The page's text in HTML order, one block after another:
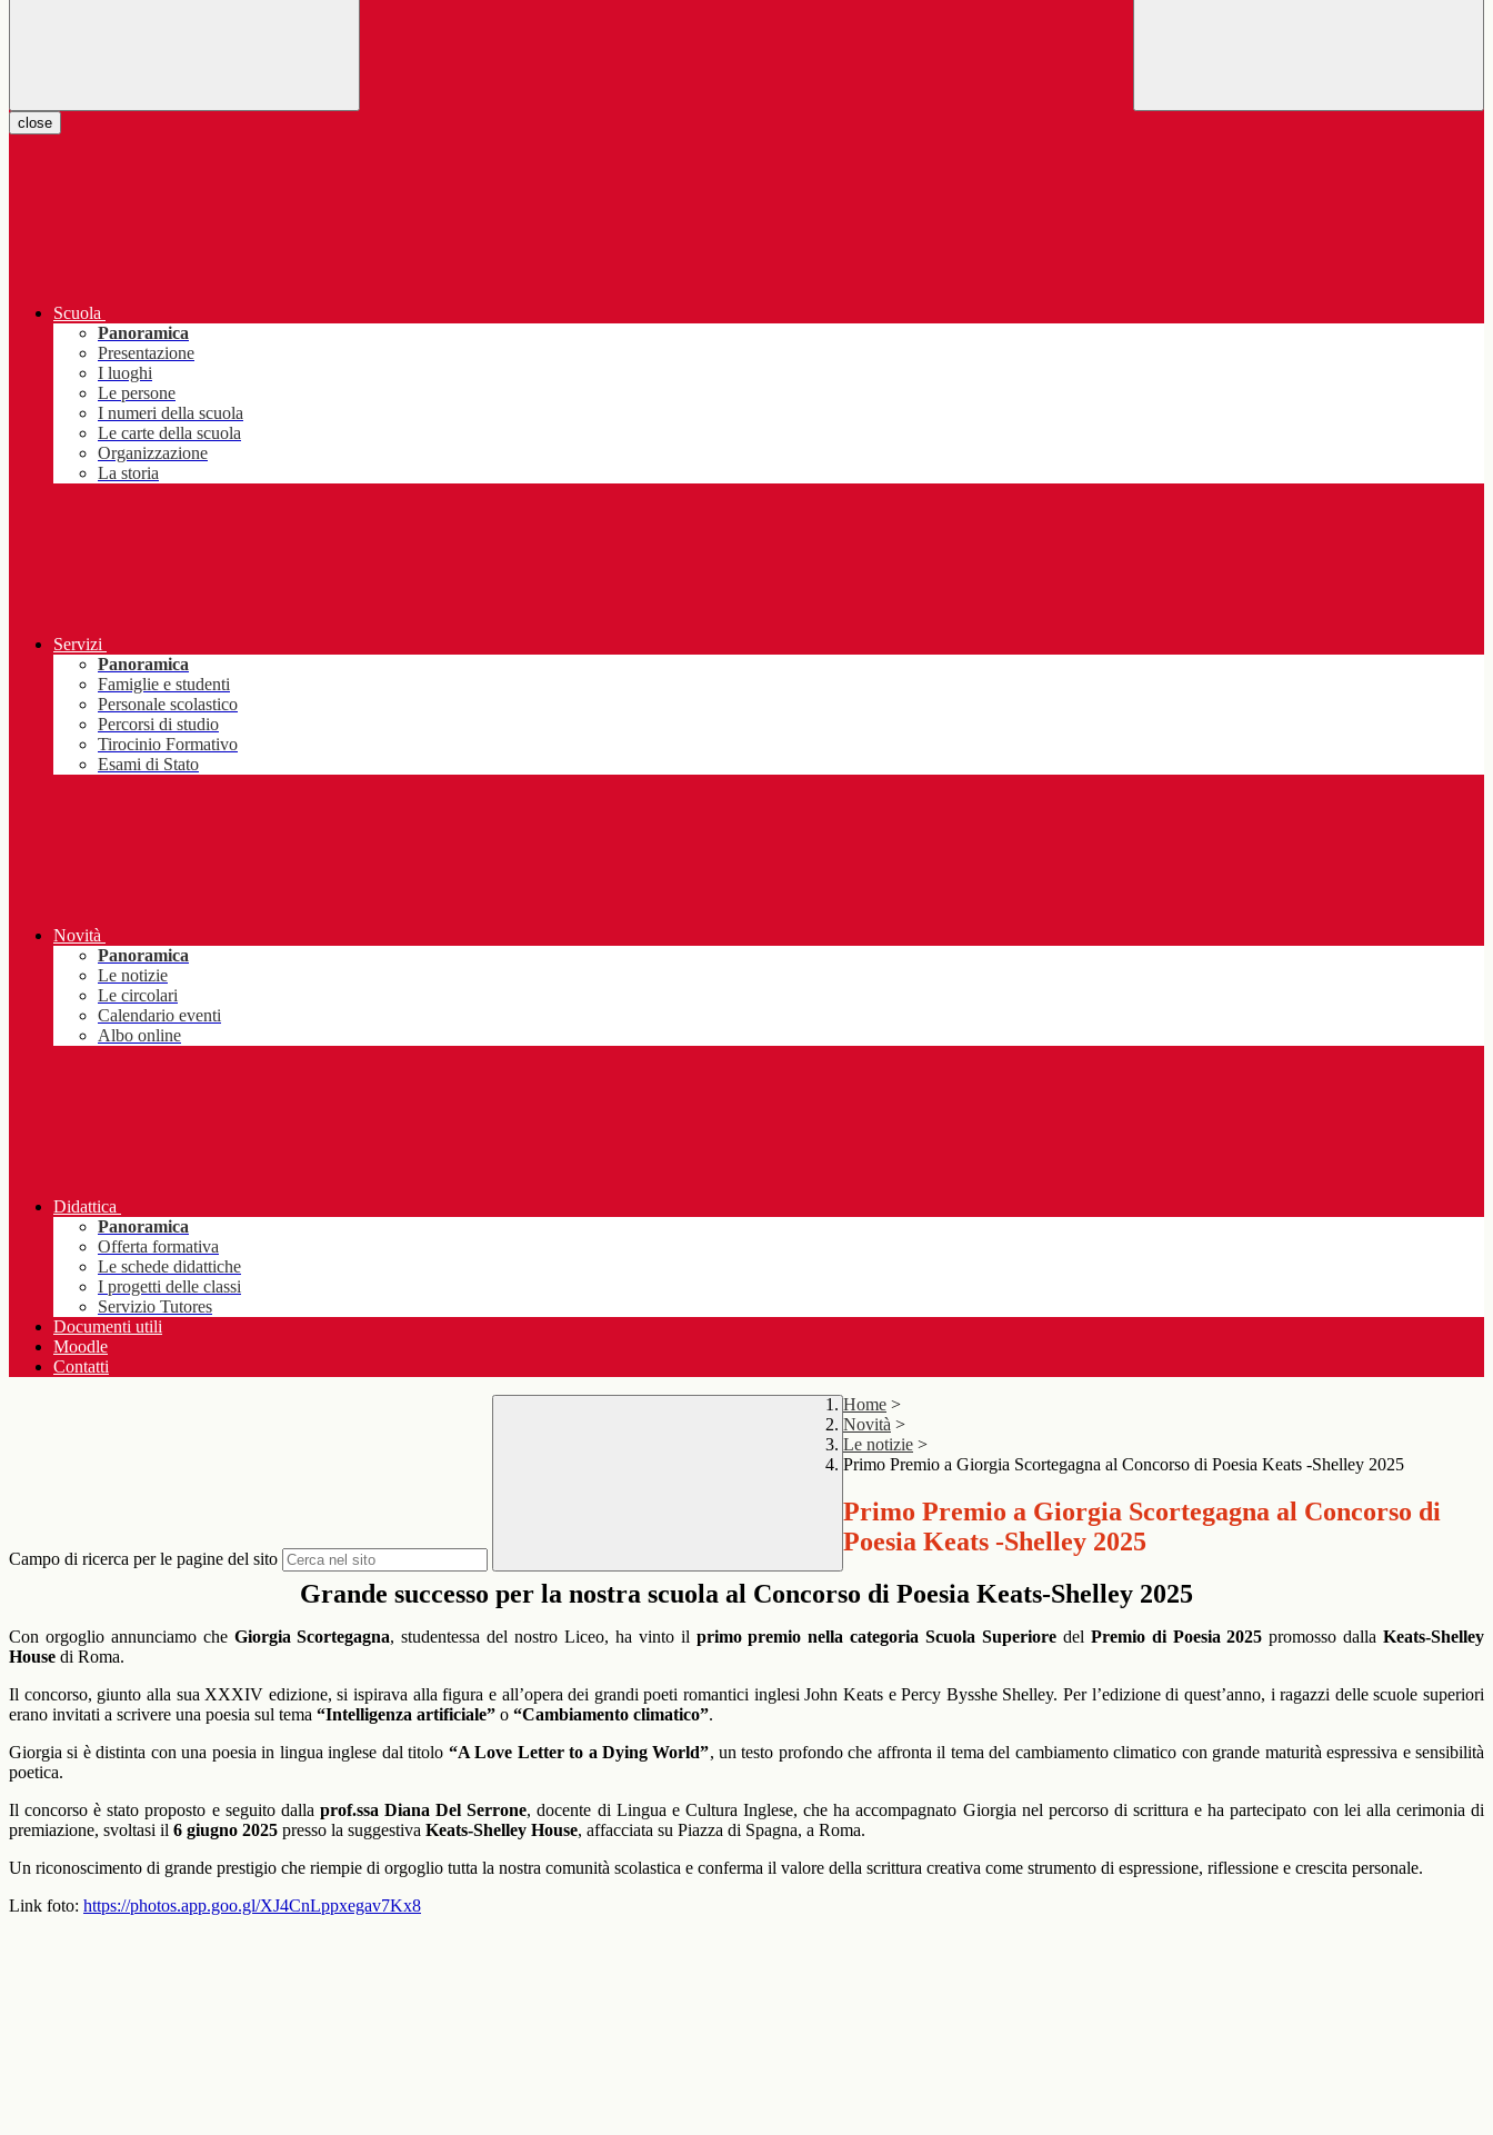
close
Scuola
Panoramica
Presentazione
I luoghi
Le persone
I numeri della scuola
Le carte della scuola
Organizzazione
La storia
Servizi
Panoramica
Famiglie e studenti
Personale scolastico
Percorsi di studio
Tirocinio Formativo
Esami di Stato
Novità
Panoramica
Le notizie
Le circolari
Calendario eventi
Albo online
Didattica
Panoramica
Offerta formativa
Le schede didattiche
I progetti delle classi
Servizio Tutores
Documenti utili
Moodle
Contatti
Campo di ricerca per le pagine del sito
Home >
Novità >
Le notizie >
Primo Premio a Giorgia Scortegagna al Concorso di Poesia Keats -Shelley 2025
Primo Premio a Giorgia Scortegagna al Concorso di
Poesia Keats -Shelley 2025
Grande successo per la nostra scuola al Concorso di Poesia Keats-Shelley 2025
Con orgoglio annunciamo che Giorgia Scortegagna, studentessa del nostro Liceo, ha vinto il primo premio nella categoria Scuola Superiore del Premio di Poesia 2025 promosso dalla Keats-Shelley
House di Roma.
Il concorso, giunto alla sua XXXIV edizione, si ispirava alla figura e all’opera dei grandi poeti romantici inglesi John Keats e Percy Bysshe Shelley. Per l’edizione di quest’anno, i ragazzi delle scuole superiori
erano invitati a scrivere una poesia sul tema “Intelligenza artificiale” o “Cambiamento climatico”.
Giorgia si è distinta con una poesia in lingua inglese dal titolo “A Love Letter to a Dying World”, un testo profondo che affronta il tema del cambiamento climatico con grande maturità espressiva e sensibilità
poetica.
Il concorso è stato proposto e seguito dalla prof.ssa Diana Del Serrone, docente di Lingua e Cultura Inglese, che ha accompagnato Giorgia nel percorso di scrittura e ha partecipato con lei alla cerimonia di
premiazione, svoltasi il 6 giugno 2025 presso la suggestiva Keats-Shelley House, affacciata su Piazza di Spagna, a Roma.
Un riconoscimento di grande prestigio che riempie di orgoglio tutta la nostra comunità scolastica e conferma il valore della scrittura creativa come strumento di espressione, riflessione e crescita personale.
Link foto: https://photos.app.goo.gl/XJ4CnLppxegav7Kx8